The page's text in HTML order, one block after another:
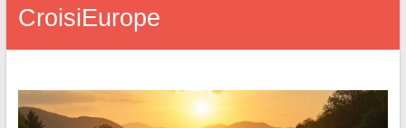
CroisiEurope